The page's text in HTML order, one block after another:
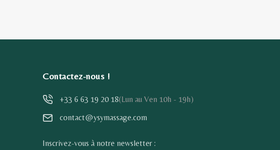
Contactez-nous !
+33 6 63 19 20 18(Lun au Ven 10h - 19h)
contact@ysymassage.com
Inscrivez-vous à notre newsletter :